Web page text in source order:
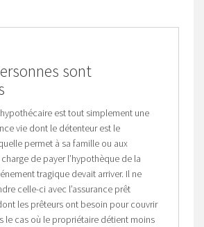
sont
hypothécaire est tout simplement une
vie dont le détenteur est le
permet à sa famille ou aux
de payer l’hypothèque de la
tragique devait arriver. Il ne
celle-ci avec l’assurance prêt
les prêteurs ont besoin pour couvrir
le cas où le propriétaire détient moins